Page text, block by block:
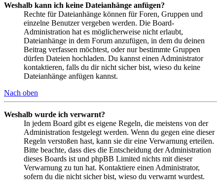
Weshalb kann ich keine Dateianhänge anfügen?
Rechte für Dateianhänge können für Foren, Gruppen und
einzelne Benutzer vergeben werden. Die Board-
Administration hat es möglicherweise nicht erlaubt,
Dateianhänge in dem Forum anzufügen, in dem du deinen
Beitrag verfassen möchtest, oder nur bestimmte Gruppen
dürfen Dateien hochladen. Du kannst einen Administrator
kontaktieren, falls du dir nicht sicher bist, wieso du keine
Dateianhänge anfügen kannst.
Nach oben
Weshalb wurde ich verwarnt?
In jedem Board gibt es eigene Regeln, die meistens von der
Administration festgelegt werden. Wenn du gegen eine dieser
Regeln verstoßen hast, kann sie dir eine Verwarnung erteilen.
Bitte beachte, dass dies die Entscheidung der Administration
dieses Boards ist und phpBB Limited nichts mit dieser
Verwarnung zu tun hat. Kontaktiere einen Administrator,
sofern du die nicht sicher bist, wieso du verwarnt wurdest.